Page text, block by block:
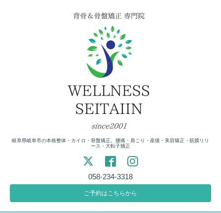
岐阜県岐阜市の本格整体・カイロ・骨盤矯正。腰痛・肩こり・産後・美容矯正・筋膜リリ
ース・大転子矯正
058-234-3318
ご予約はこちらから